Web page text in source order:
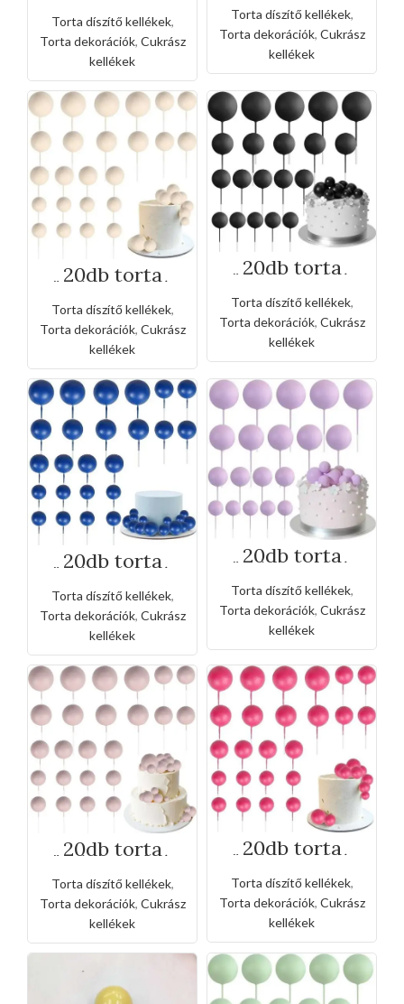
tortadísz
Torta díszítő kellékek,
Torta dekorációk, Cukrász
kellékek
barna
Torta díszítő kellékek,
Torta dekorációk, Cukrász
kellékek
20db torta
gömb beszúró -
bézs
Torta díszítő kellékek,
Torta dekorációk, Cukrász
kellékek
20db torta
gömb beszúró -
fekete
Torta díszítő kellékek,
Torta dekorációk, Cukrász
kellékek
20db torta
gömb beszúró -
királykék
Torta díszítő kellékek,
Torta dekorációk, Cukrász
kellékek
20db torta
gömb beszúró -
lila
Torta díszítő kellékek,
Torta dekorációk, Cukrász
kellékek
20db torta
gömb beszúró -
májvaszín
Torta díszítő kellékek,
Torta dekorációk, Cukrász
kellékek
20db torta
gömb beszúró -
piros
Torta díszítő kellékek,
Torta dekorációk, Cukrász
kellékek